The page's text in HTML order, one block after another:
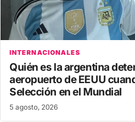
INTERNACIONALES
Quién es la argentina
aeropuerto de EEUU
Selección en el Mundial
5 agosto, 2026